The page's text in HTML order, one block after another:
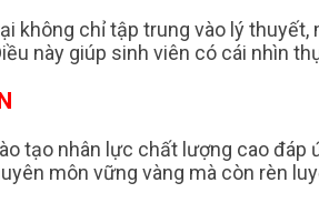
không chỉ tập trung vào lý
này giúp sinh viên có cái nhìn
tạo nhân lực chất lượng cao
môn vững vàng mà còn rèn